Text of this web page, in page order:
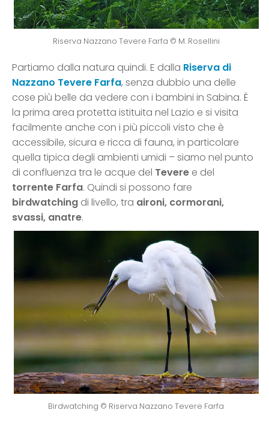
Riserva Nazzano Tevere Farfa © M. Rosellini
Partiamo dalla natura quindi. E dalla Riserva di
Nazzano Tevere Farfa, senza dubbio una delle
cose più belle da vedere con i bambini in Sabina. È
la prima area protetta istituita nel Lazio e si visita
facilmente anche con i più piccoli visto che è
accessibile, sicura e ricca di fauna, in particolare
quella tipica degli ambienti umidi – siamo nel punto
di confluenza tra le acque del Tevere e del
torrente Farfa. Quindi si possono fare
birdwatching di livello, tra aironi, cormorani,
svassi, anatre.
Birdwatching © Riserva Nazzano Tevere Farfa